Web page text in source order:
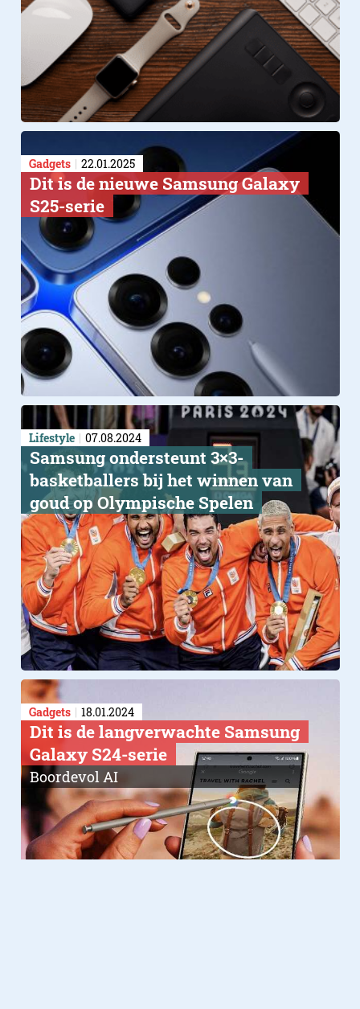
Gadgets 22.01.2025
Dit is de nieuwe Samsung Galaxy
S25-serie
Lifestyle 07.08.2024
Samsung ondersteunt 3×3-
basketballers bij het winnen van
goud op Olympische Spelen
Gadgets 18.01.2024
Dit is de langverwachte Samsung
Galaxy S24-serie
Boordevol AI